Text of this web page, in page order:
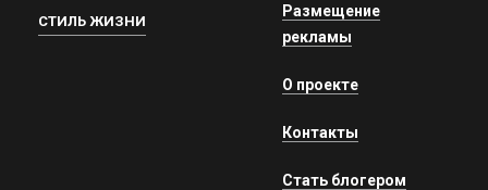
СТИЛЬ ЖИЗНИ
Размещение
рекламы
О проекте
Контакты
Стать блогером